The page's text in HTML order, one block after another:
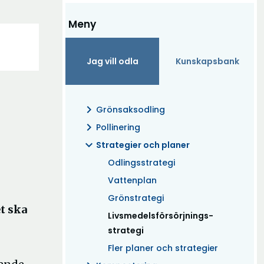
Meny
Jag vill odla Kunskapsbank
chevron_right Grönsaksodling
chevron_right Pollinering
expand_more Strategier och planer
Odlingsstrategi
Vattenplan
Grönstrategi
Livsmedelsförsörjnings-
strategi
(Aktuell)
Fler planer och strategier
ska